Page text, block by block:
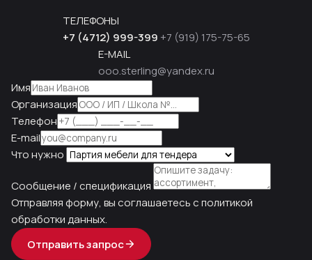
ТЕЛЕФОНЫ
+7 (4712) 999-399 +7 (919) 175-75-65
E-MAIL
ooo.sterling@yandex.ru
Имя
Организация
Телефон
E-mail
Что нужно
Сообщение / спецификация
Отправляя форму, вы соглашаетесь сполитикой
обработки данных.
Отправить запрос